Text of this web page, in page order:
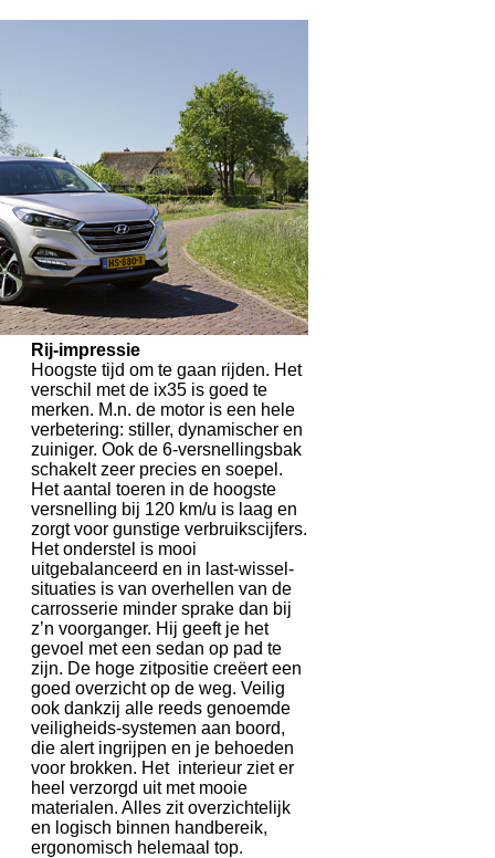
Rij-impressie
Hoogste tijd om te gaan rijden. Het
verschil met de ix35 is goed te
merken. M.n. de motor is een hele
verbetering: stiller, dynamischer en
zuiniger. Ook de 6-versnellingsbak
schakelt zeer precies en soepel.
Het aantal toeren in de hoogste
versnelling bij 120 km/u is laag en
zorgt voor gunstige verbruikscijfers.
Het onderstel is mooi
uitgebalanceerd en in last-wissel-
situaties is van overhellen van de
carrosserie minder sprake dan bij
z’n voorganger. Hij geeft je het
gevoel met een sedan op pad te
zijn. De hoge zitpositie creëert een
goed overzicht op de weg. Veilig
ook dankzij alle reeds genoemde
veiligheids-systemen aan boord,
die alert ingrijpen en je behoeden
voor brokken. Het interieur ziet er
heel verzorgd uit met mooie
materialen. Alles zit overzichtelijk
en logisch binnen handbereik,
ergonomisch helemaal top.